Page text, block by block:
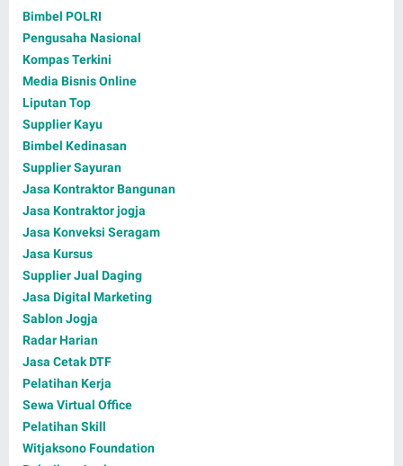
Bimbel POLRI
Pengusaha Nasional
Kompas Terkini
Media Bisnis Online
Liputan Top
Supplier Kayu
Bimbel Kedinasan
Supplier Sayuran
Jasa Kontraktor Bangunan
Jasa Kontraktor jogja
Jasa Konveksi Seragam
Jasa Kursus
Supplier Jual Daging
Jasa Digital Marketing
Sablon Jogja
Radar Harian
Jasa Cetak DTF
Pelatihan Kerja
Sewa Virtual Office
Pelatihan Skill
Witjaksono Foundation